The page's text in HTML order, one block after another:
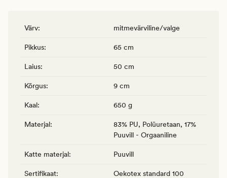
Värv: mitmevärviline/valge
Pikkus: 65 cm
Laius: 50 cm
Kõrgus: 9 cm
Kaal: 650 g
Materjal:
83% PU, Polüuretaan, 17%
Puuvill - Orgaaniline
Katte materjal: Puuvill
Sertifikaat: Oekotex standard 100